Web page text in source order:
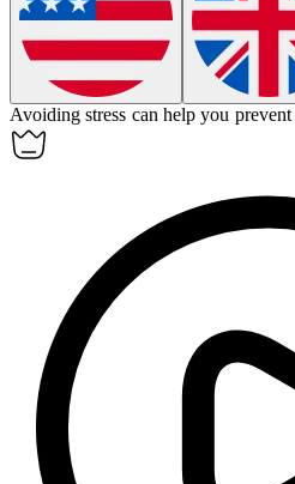
Avoiding stress can help you prevent